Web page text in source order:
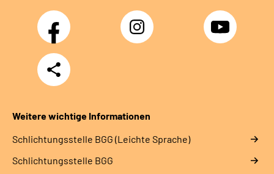
Facebook Instagram YouTube
Teilen
Weitere wichtige Informationen
Schlich­tungs­stel­le BGG (Leichte Sprache)
Schlich­tungs­stel­le BGG